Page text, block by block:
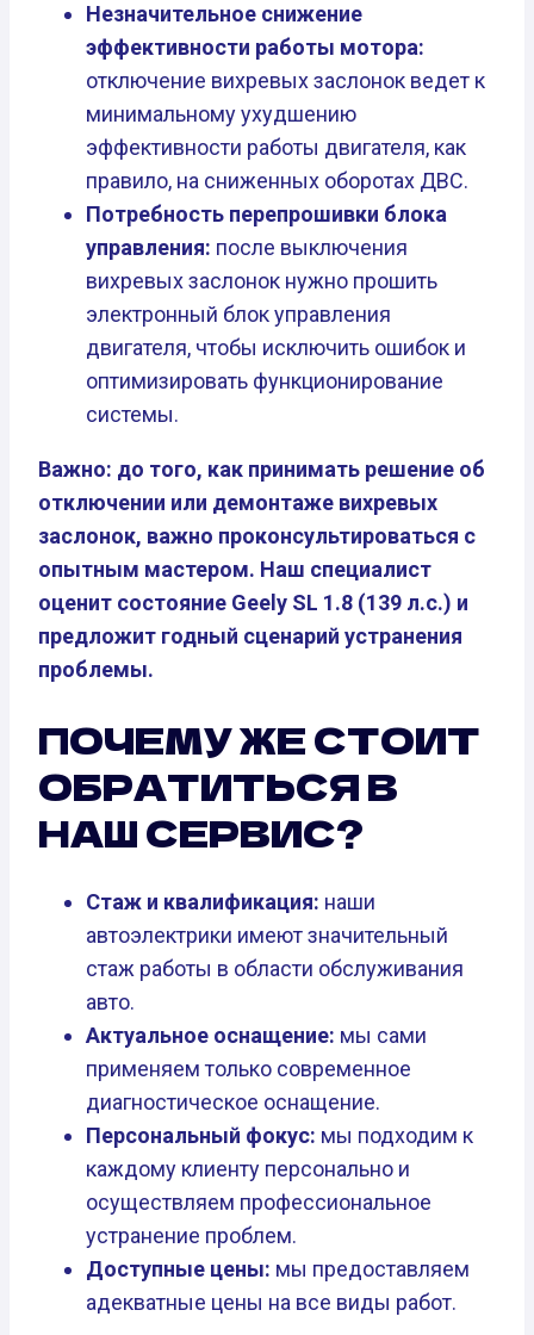
Незначительное снижение
эффективности работы мотора:
отключение вихревых заслонок ведет к
минимальному ухудшению
эффективности работы двигателя, как
правило, на сниженных оборотах ДВС.
Потребность перепрошивки блока
управления: после выключения
вихревых заслонок нужно прошить
электронный блок управления
двигателя, чтобы исключить ошибок и
оптимизировать функционирование
системы.
Важно: до того, как принимать решение об
отключении или демонтаже вихревых
заслонок, важно проконсультироваться с
опытным мастером. Наш специалист
оценит состояние Geely SL 1.8 (139 л.с.) и
предложит годный сценарий устранения
проблемы.
ПОЧЕМУ ЖЕ СТОИТ
ОБРАТИТЬСЯ В
НАШ СЕРВИС?
Стаж и квалификация: наши
автоэлектрики имеют значительный
стаж работы в области обслуживания
авто.
Актуальное оснащение: мы сами
применяем только современное
диагностическое оснащение.
Персональный фокус: мы подходим к
каждому клиенту персонально и
осуществляем профессиональное
устранение проблем.
Доступные цены: мы предоставляем
адекватные цены на все виды работ.